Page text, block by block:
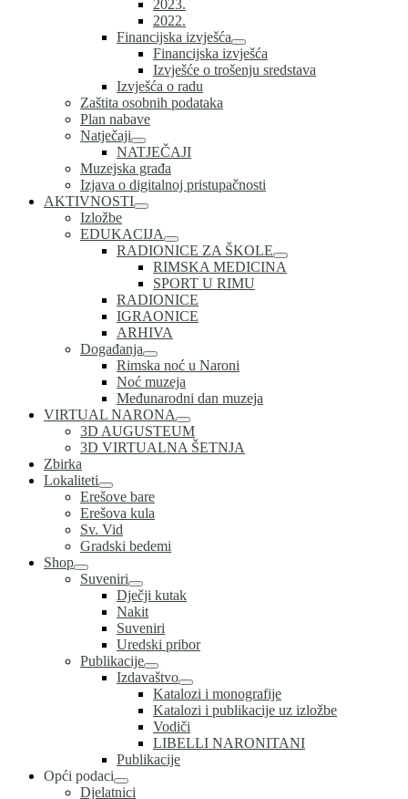
2023.
2022.
Financijska izvješća
Financijska izvješća
Izvješće o trošenju sredstava
Izvješća o radu
Zaštita osobnih podataka
Plan nabave
Natječaji
NATJEČAJI
Muzejska građa
Izjava o digitalnoj pristupačnosti
AKTIVNOSTI
Izložbe
EDUKACIJA
RADIONICE ZA ŠKOLE
RIMSKA MEDICINA
SPORT U RIMU
RADIONICE
IGRAONICE
ARHIVA
Događanja
Rimska noć u Naroni
Noć muzeja
Međunarodni dan muzeja
VIRTUAL NARONA
3D AUGUSTEUM
3D VIRTUALNA ŠETNJA
Zbirka
Lokaliteti
Erešove bare
Erešova kula
Sv. Vid
Gradski bedemi
Shop
Suveniri
Dječji kutak
Nakit
Suveniri
Uredski pribor
Publikacije
Izdavaštvo
Katalozi i monografije
Katalozi i publikacije uz izložbe
Vodiči
LIBELLI NARONITANI
Publikacije
Opći podaci
Djelatnici